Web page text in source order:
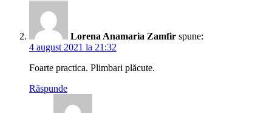
Lorena Anamaria Zamfir spune:
4 august 2021 la 21:32
Foarte practica. Plimbari plăcute.
Răspunde